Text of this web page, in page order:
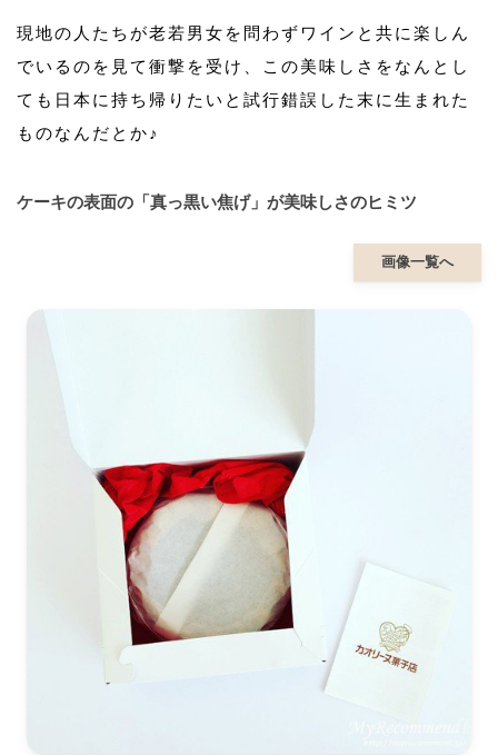
現地の人たちが老若男女を問わずワインと共に楽しん
でいるのを見て衝撃を受け、この美味しさをなんとし
ても日本に持ち帰りたいと試行錯誤した末に生まれた
ものなんだとか♪
ケーキの表面の「真っ黒い焦げ」が美味しさのヒミツ
画像一覧へ